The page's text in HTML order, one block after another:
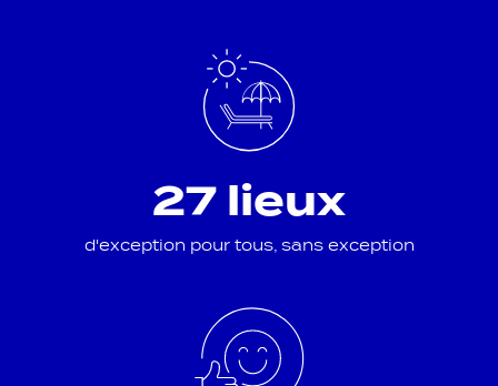
27 lieux
d'exception pour tous, sans exception